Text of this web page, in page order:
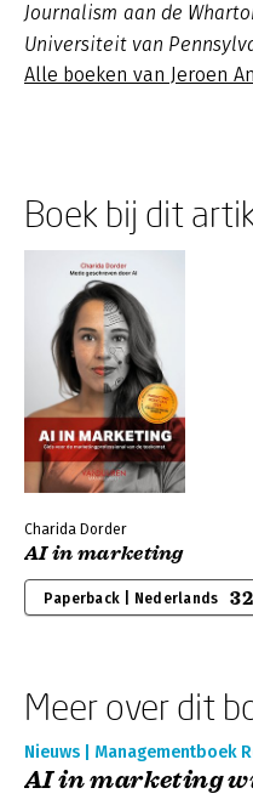
Journalism aan de
Universiteit van
Alle boeken van Jeroen
Boek bij dit
Charida Dorder
AI in marketing
Paperback | Nederlands
Meer over dit
Nieuws | Managementboek
AI in marketing